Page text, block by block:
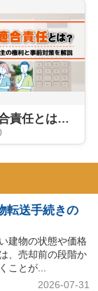
契約不適合責任とは？不動産売却の買主の権利と事前対策を解説
転送手続きの
建物の状態や価格
、売却前の段階か
ことが...
2026-07-31